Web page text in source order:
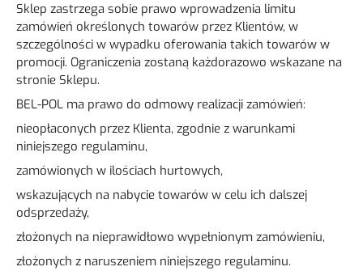
Sklep zastrzega sobie prawo wprowadzenia limitu
zamówień określonych towarów przez Klientów, w
szczególności w wypadku oferowania takich towarów w
promocji. Ograniczenia zostaną każdorazowo wskazane na
stronie Sklepu.
BEL-POL ma prawo do odmowy realizacji zamówień:
nieopłaconych przez Klienta, zgodnie z warunkami
niniejszego regulaminu,
zamówionych w ilościach hurtowych,
wskazujących na nabycie towarów w celu ich dalszej
odsprzedaży,
złożonych na nieprawidłowo wypełnionym zamówieniu,
złożonych z naruszeniem niniejszego regulaminu.